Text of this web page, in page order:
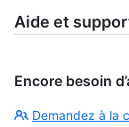
Aide et
Encore besoin
Demandez à la